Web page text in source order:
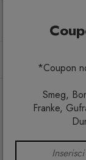
*Coupon
Smeg,
Franke,